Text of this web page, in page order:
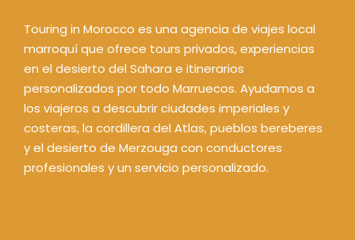
Touring in Morocco es una agencia de viajes local
marroquí que ofrece tours privados, experiencias
en el desierto del Sahara e itinerarios
personalizados por todo Marruecos. Ayudamos a
los viajeros a descubrir ciudades imperiales y
costeras, la cordillera del Atlas, pueblos bereberes
y el desierto de Merzouga con conductores
profesionales y un servicio personalizado.